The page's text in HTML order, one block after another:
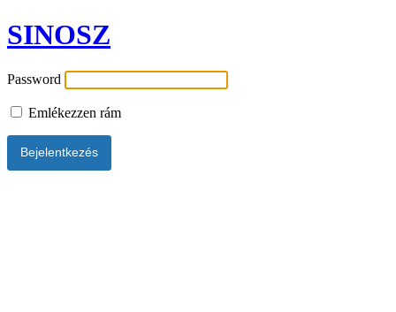
SINOSZ
Password
Emlékezzen rám